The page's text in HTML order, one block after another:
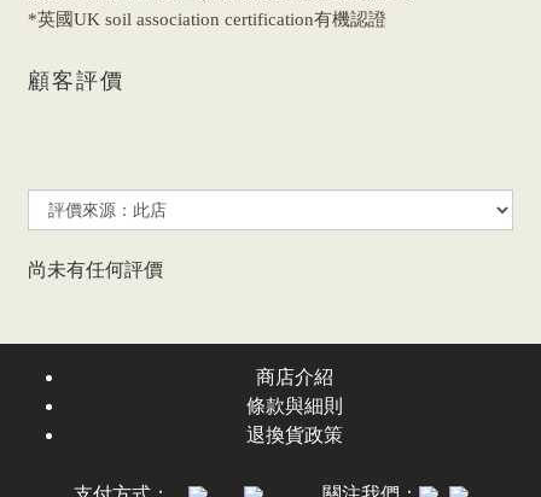
*英國UK soil association certification有機認證
顧客評價
尚未有任何評價
商店介紹
條款與細則
退換貨政策